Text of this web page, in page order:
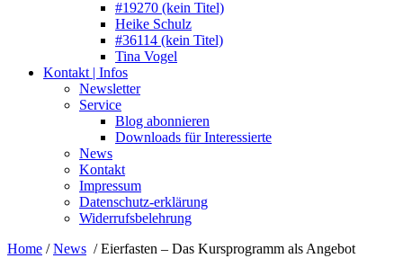
#19270 (kein Titel)
Heike Schulz
#36114 (kein Titel)
Tina Vogel
Kontakt | Infos
Newsletter
Service
Blog abonnieren
Downloads für Interessierte
News
Kontakt
Impressum
Datenschutz-erklärung
Widerrufsbelehrung
Home /News /Eierfasten – Das Kursprogramm als Angebot